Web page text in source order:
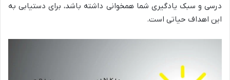
درسی و سبک یادگیری شما همخوانی داشته باشد، برای دستیابی به
این اهداف حیاتی است.